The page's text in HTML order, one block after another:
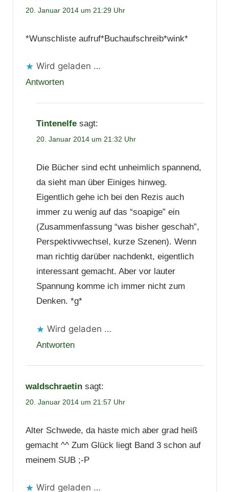
20. Januar 2014 um 21:29 Uhr
*Wunschliste aufruf*Buchaufschreib*wink*
Wird geladen …
Antworten
Tintenelfe sagt:
20. Januar 2014 um 21:32 Uhr
Die Bücher sind echt unheimlich spannend,
da sieht man über Einiges hinweg.
Eigentlich gehe ich bei den Rezis auch
immer zu wenig auf das “soapige” ein
(Zusammenfassung “was bisher geschah”,
Perspektivwechsel, kurze Szenen). Wenn
man richtig darüber nachdenkt, eigentlich
interessant gemacht. Aber vor lauter
Spannung komme ich immer nicht zum
Denken. *g*
Wird geladen …
Antworten
waldschraetin sagt:
20. Januar 2014 um 21:57 Uhr
Alter Schwede, da haste mich aber grad heiß
gemacht ^^ Zum Glück liegt Band 3 schon auf
meinem SUB ;-P
Wird geladen …